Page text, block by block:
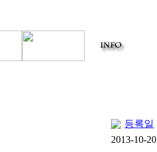
등록일
2013-10-20